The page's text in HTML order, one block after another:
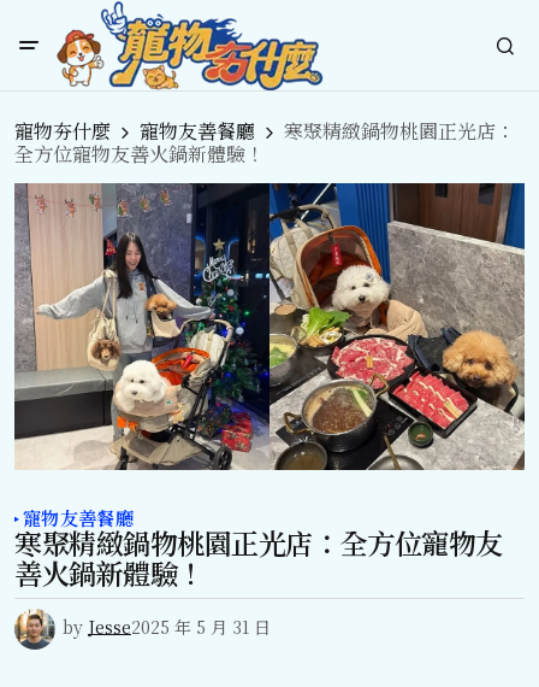
寵物夯什麼 寵物友善餐廳
寒聚精緻鍋物桃園正光店：
全方位寵物友善火鍋新體驗！
寵物友善餐廳
寒聚精緻鍋物桃園正光店：全方位寵物友
善火鍋新體驗！
by Jesse2025 年 5 月 31 日